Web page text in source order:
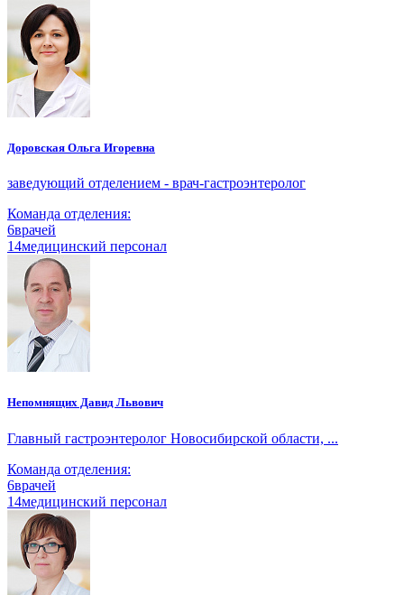
Доровская Ольга Игоревна
заведующий отделением - врач-гастроэнтеролог
Команда отделения:
6врачей
14медицинский персонал
Непомнящих Давид Львович
Главный гастроэнтеролог Новосибирской области, ...
Команда отделения:
6врачей
14медицинский персонал